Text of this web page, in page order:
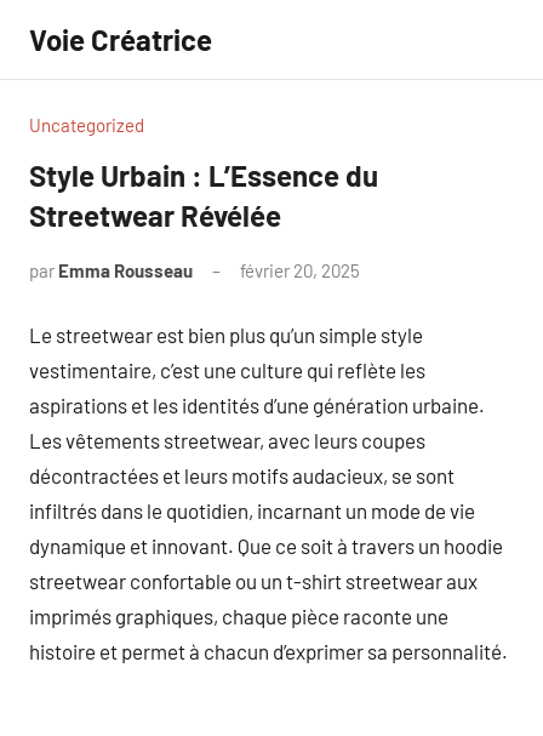
contenu
Voie Créatrice
Uncategorized
Style Urbain : L’Essence du
Streetwear Révélée
par Emma Rousseau février 20, 2025
Le streetwear est bien plus qu’un simple style
vestimentaire, c’est une culture qui reflète les
aspirations et les identités d’une génération urbaine.
Les vêtements streetwear, avec leurs coupes
décontractées et leurs motifs audacieux, se sont
infiltrés dans le quotidien, incarnant un mode de vie
dynamique et innovant. Que ce soit à travers un hoodie
streetwear confortable ou un t-shirt streetwear aux
imprimés graphiques, chaque pièce raconte une
histoire et permet à chacun d’exprimer sa personnalité.